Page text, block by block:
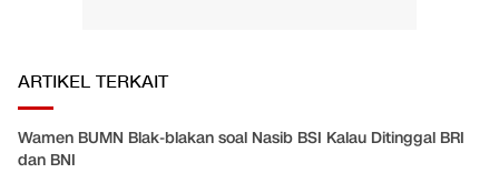
ARTIKEL TERKAIT
Wamen BUMN Blak-blakan soal Nasib BSI Kalau Ditinggal BRI
dan BNI